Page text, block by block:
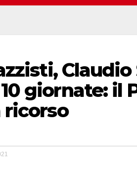
giornate: il
ricorso